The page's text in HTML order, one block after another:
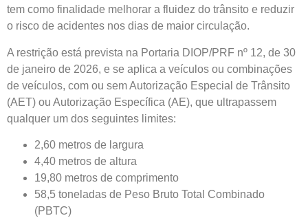
tem como finalidade melhorar a fluidez do trânsito e reduzir
o risco de acidentes nos dias de maior circulação.
A restrição está prevista na Portaria DIOP/PRF nº 12, de 30
de janeiro de 2026, e se aplica a veículos ou combinações
de veículos, com ou sem Autorização Especial de Trânsito
(AET) ou Autorização Específica (AE), que ultrapassem
qualquer um dos seguintes limites:
2,60 metros de largura
4,40 metros de altura
19,80 metros de comprimento
58,5 toneladas de Peso Bruto Total Combinado
(PBTC)